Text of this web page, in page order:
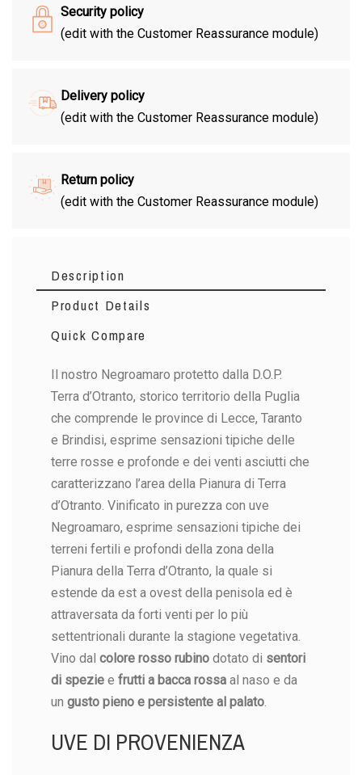
Security policy
(edit with the Customer Reassurance module)
Delivery policy
(edit with the Customer Reassurance module)
Return policy
(edit with the Customer Reassurance module)
Description
Product Details
Quick Compare
Il nostro Negroamaro protetto dalla D.O.P.
Terra d’Otranto, storico territorio della Puglia
che comprende le province di Lecce, Taranto
e Brindisi, esprime sensazioni tipiche delle
terre rosse e profonde e dei venti asciutti che
caratterizzano l’area della Pianura di Terra
d’Otranto. Vinificato in purezza con uve
Negroamaro, esprime sensazioni tipiche dei
terreni fertili e profondi della zona della
Pianura della Terra d’Otranto, la quale si
estende da est a ovest della penisola ed è
attraversata da forti venti per lo più
settentrionali durante la stagione vegetativa.
Vino dal colore rosso rubino dotato di sentori
di spezie e frutti a bacca rossa al naso e da
un gusto pieno e persistente al palato.
UVE DI PROVENIENZA
Reference
In stock 81 Items
Pianura di
Terra
d'Otranto
Vino
Negroamaro
Rosso
Vintage
2018
Serre di
Terra
d'Otranto
Vino
Negroamaro
Rosso D.O.P.
ORGANIC -
Vintage
2019
Pianura di
Terra
d'Otranto
Vino
Negroamaro
Rosso D.O.P.
- ORGANIC -
Vintage
2021
Rosso D.O.P.
- ORGANIC -
€50.00 €45.00 €41.00
Pianura di
Terra
d'Otranto
Vino
Negroamaro
Rosso
Vintage
2018
Serre di
Terra
d'Otranto
Vino
Negroamaro
Rosso D.O.P.
ORGANIC -
Vintage
2019
Pianura di
Terra
d'Otranto
Vino
Negroamaro
Rosso D.O.P.
- ORGANIC -
Vintage
2021
Rosso D.O.P.
- ORGANIC -
€50.00 €45.00 €41.00